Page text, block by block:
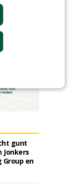
gunt
Jonkers
Group en